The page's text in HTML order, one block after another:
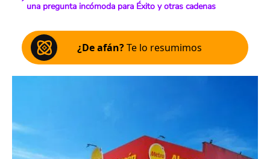
una pregunta incómoda para Éxito y otras cadenas
¿De afán?Te lo resumimos